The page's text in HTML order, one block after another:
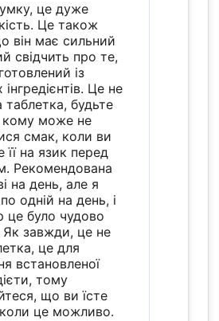
це дуже
Це також
він має сильний
свідчить про те,
із
Це не
таблетка, будьте
кому може не
смак, коли ви
її на язик перед
Рекомендована
на день, але я
одній на день, і
це було чудово
завжди, це не
це для
встановленої
тому
що ви їсте
це можливо.